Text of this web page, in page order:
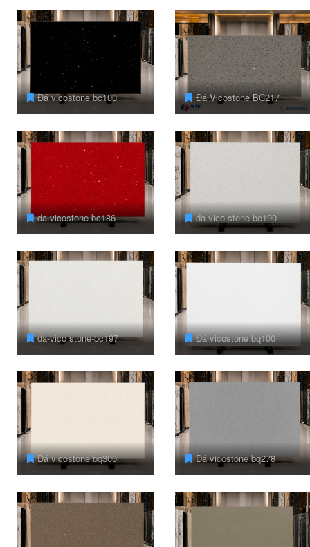
Đá vicostone bc100 Đá Vicostone BC217
da-vicostone-bc186 da-vico stone-bc190
da-vico stone-bc197 Đá vicostone bq100
Đá vicostone bq300 Đá vicostone bq278